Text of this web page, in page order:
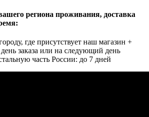
региона проживания, доставка
где присутствует наш магазин +
заказа или на следующий день
часть России: до 7 дней